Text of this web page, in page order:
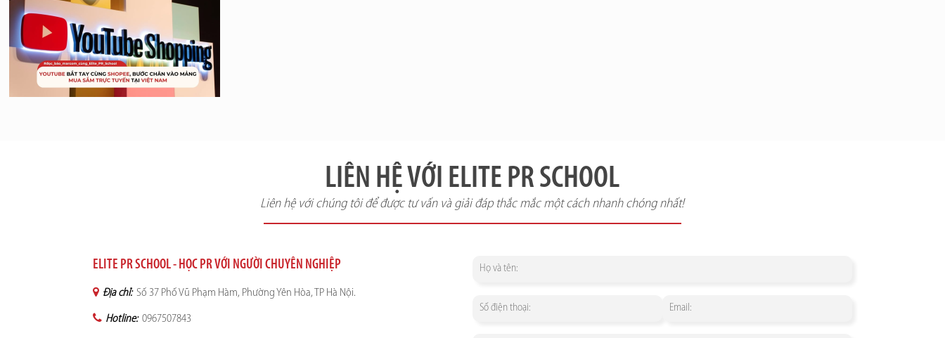
LIÊN HỆ VỚI ELITE PR SCHOOL
Liên hệ với chúng tôi để được tư vấn và giải đáp thắc mắc một cách nhanh chóng nhất!
ELITE PR SCHOOL - HỌC PR VỚI NGƯỜI CHUYÊN NGHIỆP
Địa chỉ: Số 37 Phố Vũ Phạm Hàm, Phường Yên Hòa, TP Hà Nội.
Hotline: 0967507843